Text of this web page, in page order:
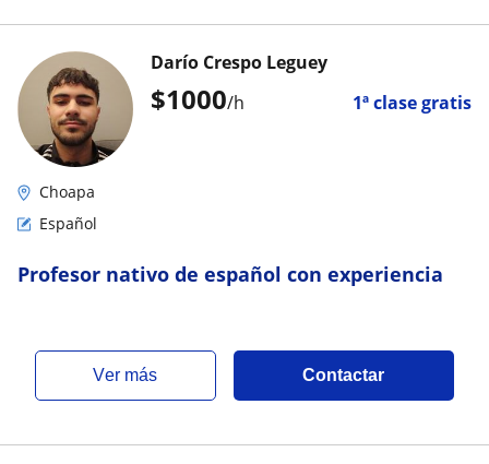
$1000/h 1ª clase gratis
Darío Crespo Leguey
Choapa
Español
Profesor nativo de español con experiencia
ver más Contactar